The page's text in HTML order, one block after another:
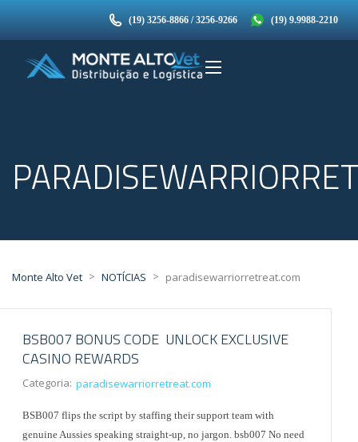
(19) 3256-8866 / 3256-9266 (19) 9.9988-2210
Monte Alto Vet > NOTÍCIAS > paradisewarriorretreat.com
BSB007 BONUS CODE ️ UNLOCK EXCLUSIVE
CASINO REWARDS
Categoria: paradisewarriorretreat.com
BSB007 flips the script by staffing their support team with
genuine Aussies speaking straight-up, no jargon. bsb007 No need